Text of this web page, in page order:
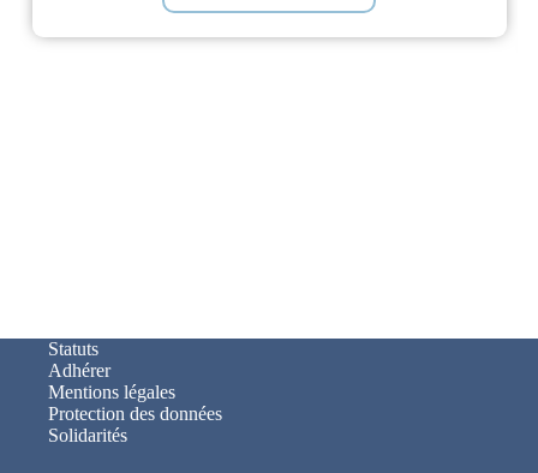
Statuts
Adhérer
Mentions légales
Protection des données
Solidarités